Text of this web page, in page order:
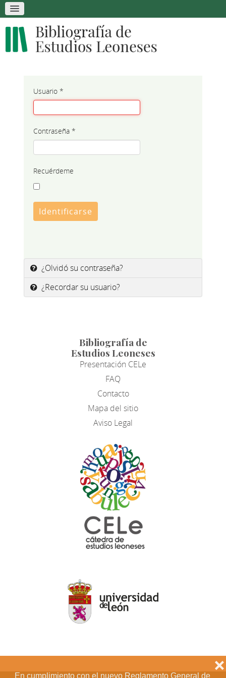
En cumplimiento con el nuevo Reglamento General de
❌
Usuario*
Contraseña*
Recuérdeme
Identificarse
¿Olvidó su contraseña?
¿Recordar su usuario?
Bibliografía de
Estudios Leoneses
Presentación CELe
FAQ
Contacto
Mapa del sitio
Aviso Legal